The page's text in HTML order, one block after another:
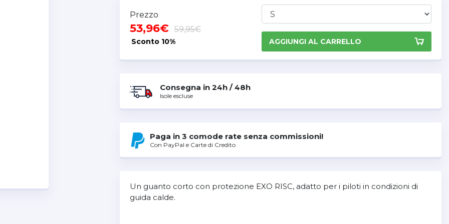
Prezzo
53,96€ 59,95€
Sconto 10% AGGIUNGI AL CARRELLO
Consegna in 24h / 48h
Isole escluse
Paga in 3 comode rate senza commissioni!
Con PayPal e Carte di Credito
Un guanto corto con protezione EXO RISC, adatto per i piloti in condizioni di
guida calde.